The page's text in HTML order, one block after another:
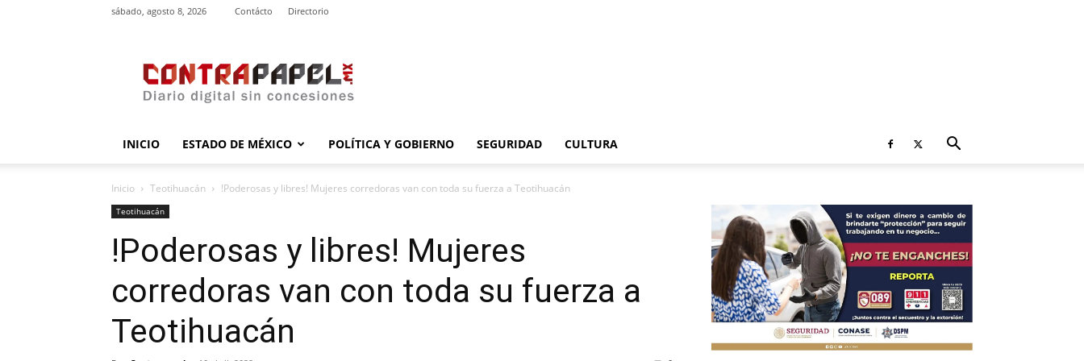
sábado, agosto 8, 2026 Contácto Directorio
INICIO ESTADO DE MÉXICO POLÍTICA Y GOBIERNO SEGURIDAD CULTURA
Inicio Teotihuacán !Poderosas y libres! Mujeres corredoras van con toda su fuerza a Teotihuacán
Teotihuacán
!Poderosas y libres! Mujeres
corredoras van con toda su fuerza a
Teotihuacán